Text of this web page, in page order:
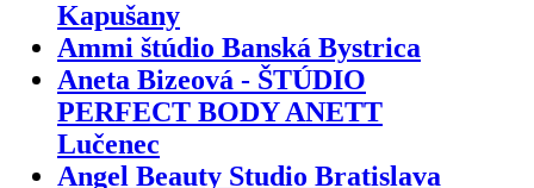
Kapušany
Ammi štúdio Banská Bystrica
Aneta Bizeová - ŠTÚDIO
PERFECT BODY ANETT
Lučenec
Angel Beauty Studio Bratislava